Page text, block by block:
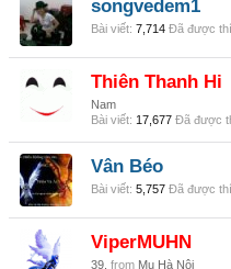
songvedem1
Bài viết: 7,714 Đã được
Thiên Thanh Hi
Nam
Bài viết: 17,677 Đã được
Vân Béo
Bài viết: 5,757 Đã được
ViperMUHN
39, from Mu Hà Nội